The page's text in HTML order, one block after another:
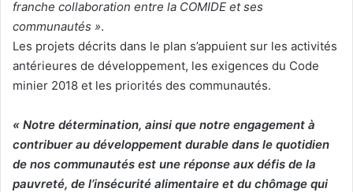
franche collaboration entre la COMIDE et ses
communautés ».
Les projets décrits dans le plan s’appuient sur les activités
antérieures de développement, les exigences du Code
minier 2018 et les priorités des communautés.
« Notre détermination, ainsi que notre engagement à
contribuer au développement durable dans le quotidien
de nos communautés est une réponse aux défis de la
pauvreté, de l’insécurité alimentaire et du chômage qui